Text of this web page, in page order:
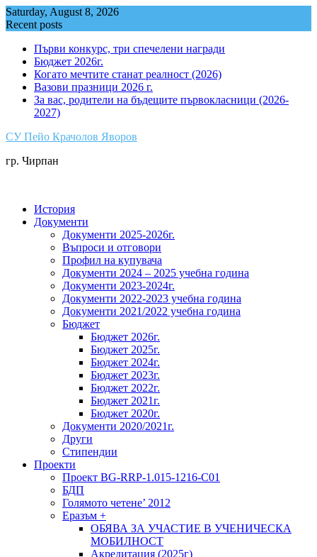
Skip
to
Saturday, August 8, 2026
Recent posts
Първи конкурс, три спечелени награди
Бюджет 2026г.
Когато мечтите станат реалност (2026)
Вазови празници 2026 г.
За вас, родители на бъдещите първокласници (2026-
2027)
СУ Пейо Крачолов Яворов
гр. Чирпан
История
Документи
Документи 2025-2026г.
Въпроси и отговори
Профил на купувача
Документи 2024 – 2025 учебна година
Документи 2023-2024г.
Документи 2022-2023 учебна година
Документи 2021/2022 учебна година
Бюджет
Бюджет 2026г.
Бюджет 2025г.
Бюджет 2024г.
Бюджет 2023г.
Бюджет 2022г.
Бюджет 2021г.
Бюджет 2020г.
Документи 2020/2021г.
Други
Стипендии
Проекти
Проект BG-RRP-1.015-1216-C01
БДП
Голямото четене’ 2012
Еразъм +
ОБЯВА ЗА УЧАСТИЕ В УЧЕНИЧЕСКА
МОБИЛНОСТ
Акредитация (2025г)